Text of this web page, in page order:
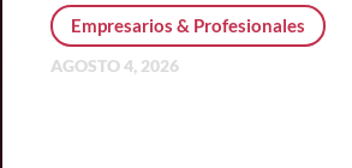
Empresarios & Profesionales
AGOSTO 4, 2026